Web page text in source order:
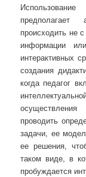
происходить не
информации
интерактивных
создания
когда педагог
проводить
задачи, ее
ее решения,
таком виде, в
пробуждается